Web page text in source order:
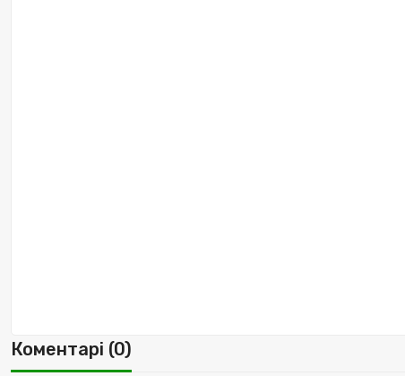
Коментарі (0)